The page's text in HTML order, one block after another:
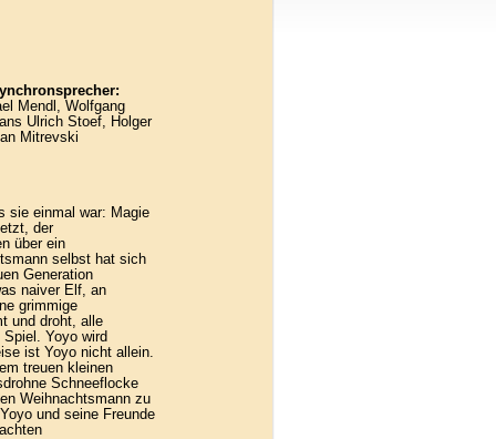
Mendl, Wolfgang
Ulrich Stoef, Holger
Mitrevski
sie einmal war: Magie
der
über ein
selbst hat sich
Generation
naiver Elf, an
grimmige
und droht, alle
Yoyo wird
ist Yoyo nicht allein.
treuen kleinen
Schneeflocke
Weihnachtsmann zu
und seine Freunde